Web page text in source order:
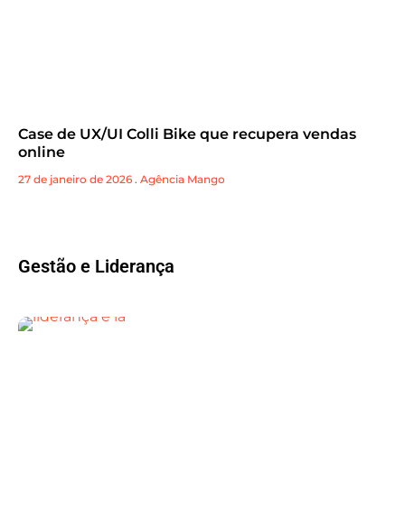
Case de UX/UI Colli Bike que recupera vendas
online
27 de janeiro de 2026 . Agência Mango
Gestão e Liderança